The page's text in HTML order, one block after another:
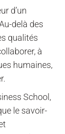
d’un
delà des
qualités
à
humaines,
School,
le savoir-